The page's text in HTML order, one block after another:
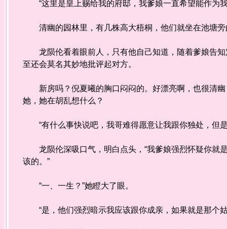
“这里是皇上赐给我的府邸，我爹娘一直希望能作为
清幽的园林里，有几株高大梧桐，他们就坐在池塘旁
龙陨伦看着眼前人，只有他自己知道，随着爹娘告知
至还会莫名其妙地批评起对方。
新房吗？倪夏曦的胸口闷闷的。好漂亮啊，也很清
她，她在胡乱想什么？
“有什么事快说吧，我哥难得愿意让我跟你独处，但
龙陨伦深吸口气，明白点头，“我爹娘强烈怀疑你就
该的。”
“一、一生？”她瞪大了眼。
“是，他们强烈暗示我应该跟你成亲，如果就是那个